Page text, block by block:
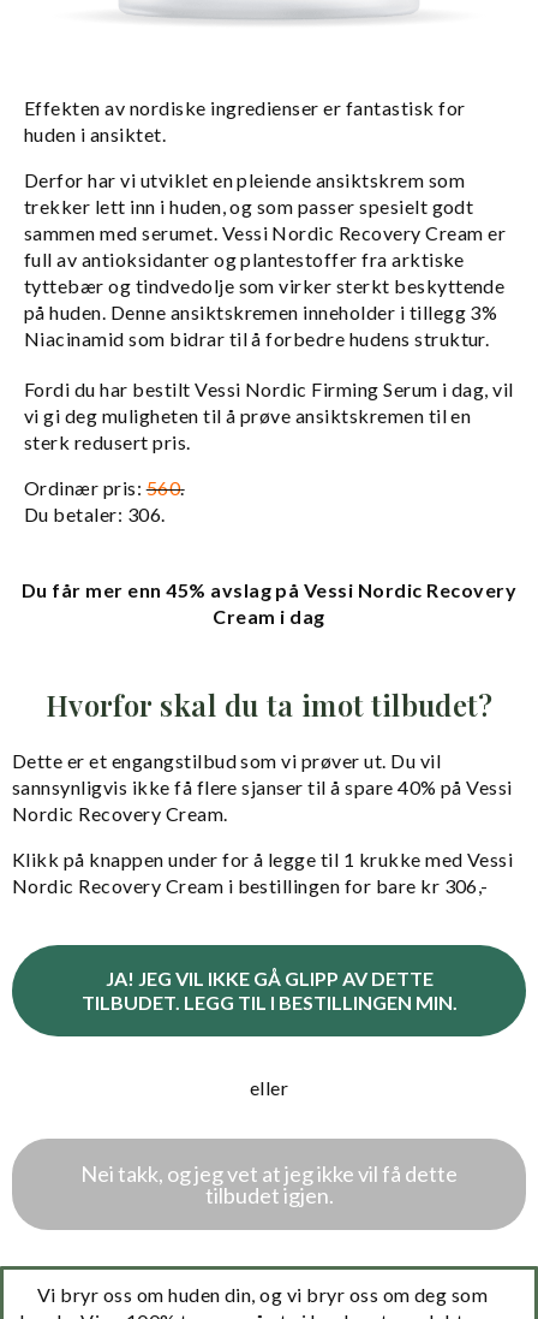
Effekten av nordiske ingredienser er fantastisk for
huden i ansiktet.
Derfor har vi utviklet en pleiende ansiktskrem som
trekker lett inn i huden, og som passer spesielt godt
sammen med serumet. Vessi Nordic Recovery Cream er
full av antioksidanter og plantestoffer fra arktiske
tyttebær og tindvedolje som virker sterkt beskyttende
på huden. Denne ansiktskremen inneholder i tillegg 3%
Niacinamid som bidrar til å forbedre hudens struktur.
Fordi du har bestilt Vessi Nordic Firming Serum i dag, vil
vi gi deg muligheten til å prøve ansiktskremen til en
sterk redusert pris.
Ordinær pris:560.
Du betaler: 306.
Du får mer enn 45% avslag på Vessi Nordic Recovery
Cream i dag
Hvorfor skal du ta imot tilbudet?
Dette er et engangstilbud som vi prøver ut. Du vil
sannsynligvis ikke få flere sjanser til å spare 40% på Vessi
Nordic Recovery Cream.
Klikk på knappen under for å legge til 1 krukke med Vessi
Nordic Recovery Cream i bestillingen for bare kr 306,-
eller
Nei takk, og jeg vet at jeg ikke vil få dette
tilbudet igjen.
Vi bryr oss om huden din, og vi bryr oss om deg som